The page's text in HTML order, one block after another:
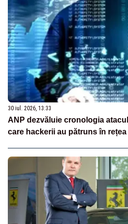
30 iul. 2026, 13:33
ANP dezvăluie cronologia
care hackerii au pătruns în